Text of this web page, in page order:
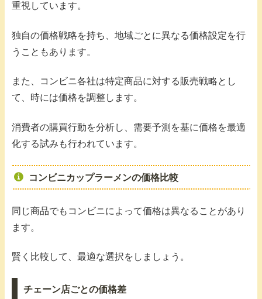
重視しています。
独自の価格戦略を持ち、地域ごとに異なる価格設定を行
うこともあります。
また、コンビニ各社は特定商品に対する販売戦略とし
て、時には価格を調整します。
消費者の購買行動を分析し、需要予測を基に価格を最適
化する試みも行われています。
コンビニカップラーメンの価格比較
同じ商品でもコンビニによって価格は異なることがあり
ます。
賢く比較して、最適な選択をしましょう。
チェーン店ごとの価格差